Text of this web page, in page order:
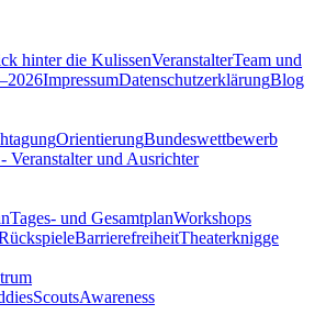
hinter die KulissenVeranstalterTeam und
ImpressumDatenschutzerklärungBlog
OrientierungBundeswettbewerb
Veranstalter und Ausrichter
Tages- und GesamtplanWorkshops
BarrierefreiheitTheaterknigge
ScoutsAwareness